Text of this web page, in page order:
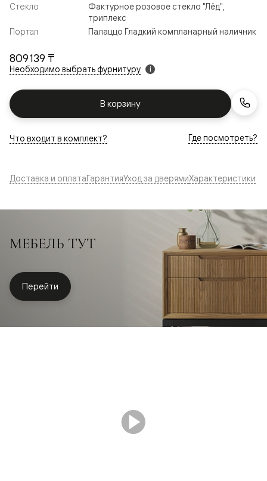
809 139 ₸
Необходимо выбрать фурнитуру i
В корзину
Стекло
Фактурное розовое стекло "Лёд",
триплекс
Портал
Палаццо Гладкий компланарный наличник
Что входит в комплект? Где посмотреть?
Доставка и оплатаГарантияУход за дверямиХарактеристики
МЕБЕЛЬ ТУТ
Перейти